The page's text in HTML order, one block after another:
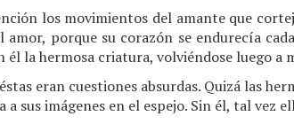
los movimientos del amante que
porque su corazón se endurecía
él la hermosa criatura, volviéndose luego a
eran cuestiones absurdas. Quizá las
a sus imágenes en el espejo. Sin él, tal vez